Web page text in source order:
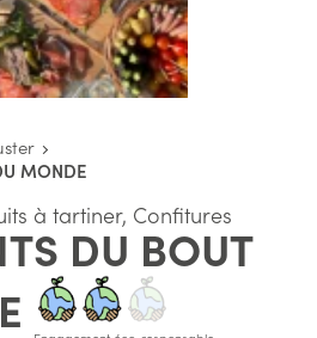
MONDE
à tartiner, Confitures
DU BOUT